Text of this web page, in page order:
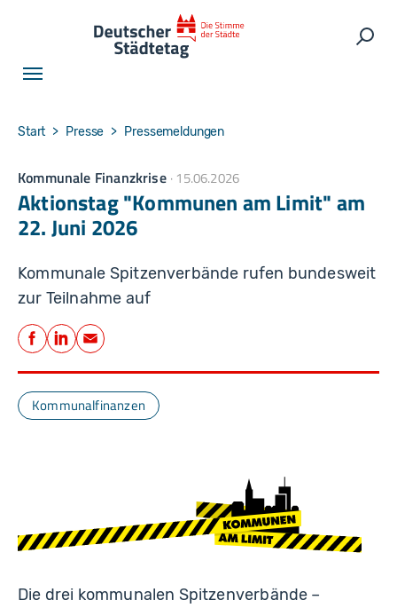
You are here:
Start Presse Pressemeldungen
Kommunale Finanzkrise 15.06.2026
Aktionstag "Kommunen am Limit" am
22. Juni 2026
Kommunale Spitzenverbände rufen bundesweit
zur Teilnahme auf
Teilen
Facebook
LinkedIn
E-Mail
Kommunalfinanzen
Die drei kommunalen Spitzenverbände –